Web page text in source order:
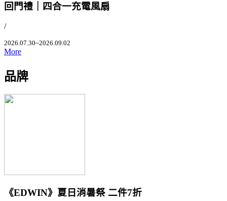
回門禮｜四合一充電風扇
/
2026.07.30~2026.09.02
More
品牌
《EDWIN》夏日消暑祭 二件7折